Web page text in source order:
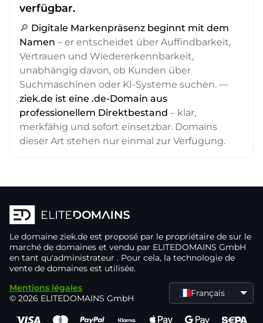
verfügbar.
🔎 Digitale Markenpräsenz beginnt mit dem
Namen – er entscheidet über Auffindbarkeit,
Vertrauen und Wiedererkennbarkeit,
unabhängig davon, ob Kunden über
Suchmaschinen oder KI-Systeme suchen. —
ziek.de ist eine .de-Domain aus
professionellem Direktbestand – klar,
merkfähig und sofort einsetzbar. Domains
dieser Art stehen nur einmal zur Verfügung.
Le domaine ziek.de est proposé par le propriétaire de sur le
marché de domaines et vendu par ELITEDOMAINS GmbH
en tant qu'administrateur . Pour cela, la technologie de
vente de domaines est utilisée.
Mentions légales
© 2026 ELITEDOMAINS GmbH
Français